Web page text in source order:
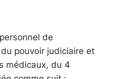
de
pouvoir judiciaire et
médicaux, du 4